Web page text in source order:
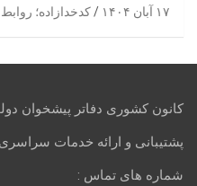
۱۷ آبان ۱۴۰۴ کدخدازاده؛
کانون کشوری دفاتر پیشخوان
پشتیبانی و ارائه خدمات
شماره های تماس :